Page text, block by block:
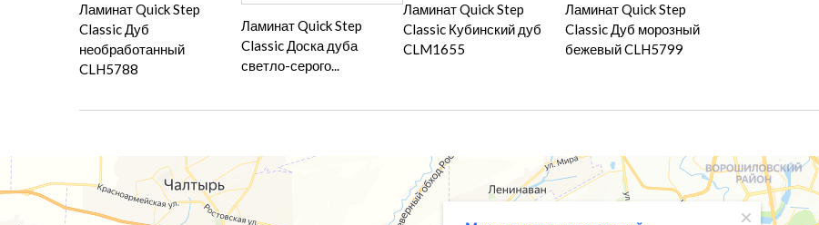
Ламинат Quick Step
Classic Дуб
необработанный
CLH5788
Ламинат Quick Step
Classic Доска дуба
светло-серого...
Ламинат Quick Step
Classic Кубинский дуб
CLM1655
Ламинат Quick Step
Classic Дуб морозный
бежевый CLH5799